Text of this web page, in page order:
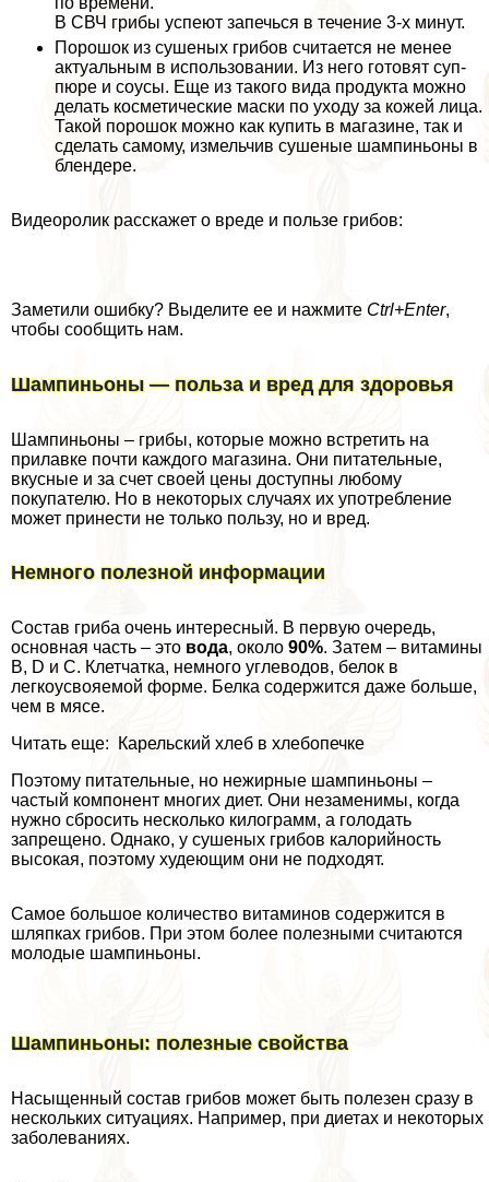
В СВЧ грибы успеют запечься в течение 3-х минут.
Порошок из сушеных грибов считается не менее
актуальным в использовании. Из него готовят суп-
пюре и соусы. Еще из такого вида продукта можно
делать косметические маски по уходу за кожей лица.
Такой порошок можно как купить в магазине, так и
сделать самому, измельчив сушеные шампиньоны в
блендере.
Видеоролик расскажет о вреде и пользе грибов:
Заметили ошибку? Выделите ее и нажмите Ctrl+Enter,
чтобы сообщить нам.
Шампиньоны — польза и вред для здоровья
Шампиньоны – грибы, которые можно встретить на
прилавке почти каждого магазина. Они питательные,
вкусные и за счет своей цены доступны любому
покупателю. Но в некоторых случаях их употрeбление
может принести не только пользу, но и вред.
Немного полезной информации
Состав гриба очень интересный. В первую очередь,
основная часть – это вода, около 90%. Затем – витамины
В, D и C. Клетчатка, немного углеводов, белок в
легкоусвояемой форме. Белка содержится даже больше,
чем в мясе.
Читать еще: Карельский хлеб в хлебопечке
Поэтому питательные, но нежирные шампиньоны –
частый компонент многих диет. Они незаменимы, когда
нужно сбросить несколько килограмм, а голодать
запрещено. Однако, у сушеных грибов калорийность
высокая, поэтому худеющим они не подходят.
Самое большое количество витаминов содержится в
шляпках грибов. При этом более полезными считаются
молодые шампиньоны.
Шампиньоны: полезные свойства
Насыщенный состав грибов может быть полезен сразу в
нескольких ситуациях. Например, при диетах и некоторых
заболеваниях.